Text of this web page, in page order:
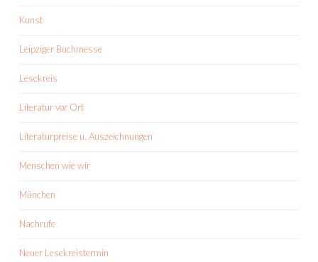
Kunst
Leipziger Buchmesse
Lesekreis
Literatur vor Ort
Literaturpreise u. Auszeichnungen
Menschen wie wir
München
Nachrufe
Neuer Lesekreistermin